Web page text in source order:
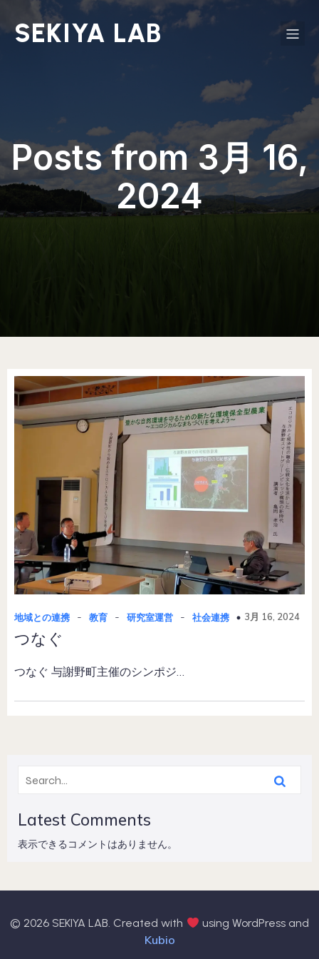
SEKIYA LAB
Posts from 3月 16,
2024
地域との連携 - 教育 - 研究室運営 - 社会連携 3月 16, 2024
つなぐ
つなぐ 与謝野町主催のシンポジ…
Latest Comments
表示できるコメントはありません。
© 2026 SEKIYA LAB. Created with using WordPress and
Kubio